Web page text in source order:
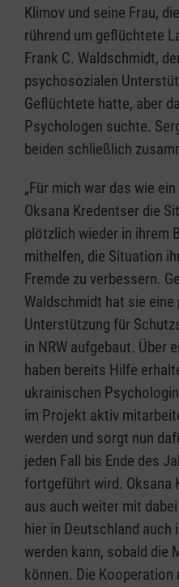
Klimov und seine Frau,
rührend um geflüchtete
Frank C. Waldschmidt,
psychosozialen
Geflüchtete hatte, aber
Psychologen suchte.
beiden schließlich
„Für mich war das wie
Oksana Kredentser die
plötzlich wieder in ihrem
mithelfen, die Situation
Fremde zu verbessern.
Waldschmidt hat sie
Unterstützung für
in NRW aufgebaut. Über
haben bereits Hilfe
ukrainischen
im Projekt aktiv
werden und sorgt nun
jeden Fall bis Ende des
fortgeführt wird. Oksana
aus auch weiter mit
hier in Deutschland
werden kann, sobald die
können. Die